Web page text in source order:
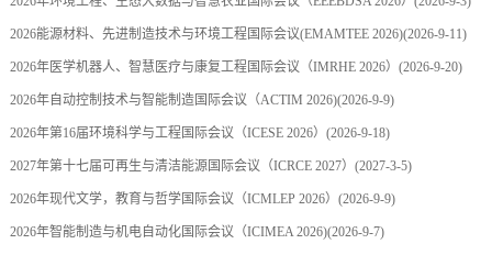
2026能源材料、先进制造技术与环境工程国际会议(EMAMTEE 2026)(2026-9-11)
2026年医学机器人、智慧医疗与康复工程国际会议（IMRHE 2026） (2026-9-20)
2026年自动控制技术与智能制造国际会议（ACTIM 2026)(2026-9-9)
2026年第16届环境科学与工程国际会议（ICESE 2026） (2026-9-18)
2027年第十七届可再生与清洁能源国际会议（ICRCE 2027） (2027-3-5)
2026年现代文学，教育与哲学国际会议（ICMLEP 2026） (2026-9-9)
2026年智能制造与机电自动化国际会议（ICIMEA 2026)(2026-9-7)